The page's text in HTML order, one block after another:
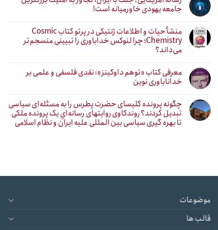
جامعه یهودی خاورمیانه است!
منشأ حیات و اطلاعات ژنتیکی در پرتو کتاب Cosmic
Chemistry؛ چرا لنوکس خداباوری را تبیینی منسجم‌تر
می‌داند؟
معرفی کتاب «توهم داوکینز»: نقدی فلسفی و علمی بر
خداناباوری نوین
چگونه پرونده کلیسای حضرت پطرس را به مسئله‌ای سیاسی
تبدیل کردند؟ روندکاوی روایتهای رسانه‌ایِ یک پرونده ملکی
تا بهره گیری سیاسی بین المللی علیه ایران و نظام اسلامی
موضوعات
قالب ها